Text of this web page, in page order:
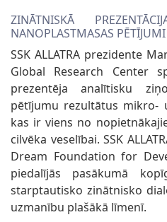
ZINĀTNISKĀ
NANOPLASTMASAS PĒTĪJUMI
SSK ALLATRA prezidente
Global Research Center
prezentēja analītisku
pētījumu rezultātus mikro-
kas ir viens no
cilvēka veselībai. SSK
Dream Foundation for
piedalījās pasākumā
starptautisko zinātnisko
uzmanību plašākā līmenī.